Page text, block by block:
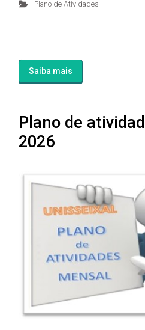
Plano de Atividades
Saiba mais
Plano de
2026